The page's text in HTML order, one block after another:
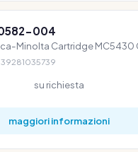
004
Minolta Cartridge MC5430
39281035739
su richiesta
maggiori informazioni